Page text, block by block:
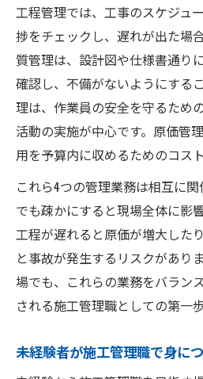
工程管理では、工事のスケジュ
捗をチェックし、遅れが出た場
質管理は、設計図や仕様書通り
確認し、不備がないようにする
理は、作業員の安全を守るため
活動の実施が中心です。原価管
用を予算内に収めるためのコス
これら4つの管理業務は相互に
でも疎かにすると現場全体に影
工程が遅れると原価が増大した
と事故が発生するリスクがあり
場でも、これらの業務をバラン
される施工管理職としての第一歩
未経験者が施工管理職で身に